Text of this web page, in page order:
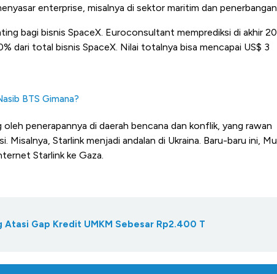
enterprise, misalnya di sektor maritim dan
bagi bisnis SpaceX. Euroconsultant memprediksi di akhir
dari total bisnis SpaceX. Nilai totalnya bisa mencapai US$ 3
BTS Gimana?
penerapannya di daerah bencana dan konflik, yang rawan
Misalnya, Starlink menjadi andalan di Ukraina. Baru-baru ini,
Starlink ke Gaza.
Gap Kredit UMKM Sebesar Rp2.400 T